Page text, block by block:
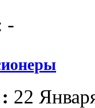
-
22